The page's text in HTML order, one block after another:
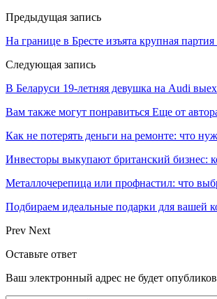
Предыдущая запись
На границе в Бресте изъята крупная
Следующая запись
В Беларуси 19-летняя девушка на Audi
Вам также могут понравиться Еще от
Как не потерять деньги на ремонте: что
Инвесторы выкупают британский бизнес:
Металлочерепица или профнастил: что
Подбираем идеальные подарки для вашей
Prev Next
Оставьте ответ
Ваш электронный адрес не будет